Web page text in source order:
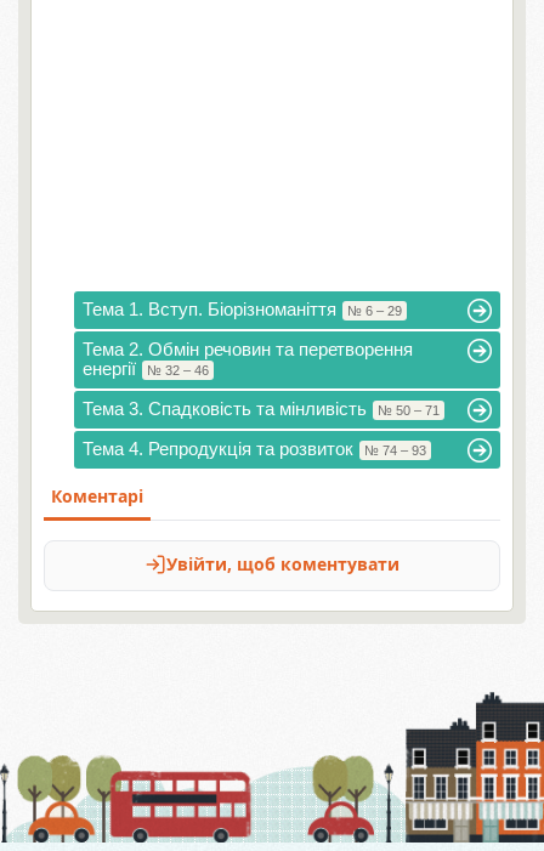
Тема 1. Вступ. Біорізноманіття № 6 – 29
Тема 2. Обмін речовин та перетворення
енергії
№ 32 – 46
Тема 3. Спадковість та мінливість № 50 – 71
Тема 4. Репродукція та розвиток № 74 – 93